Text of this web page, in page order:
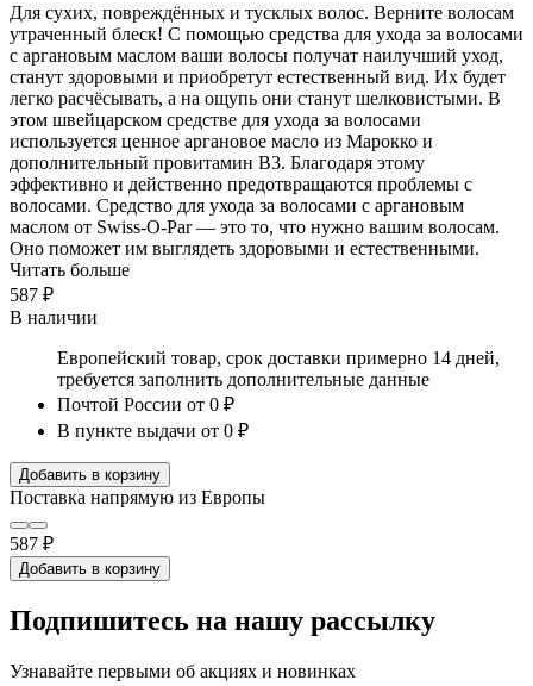
Для сухих, повреждённых и тусклых волос. Верните волосам
утраченный блеск! С помощью средства для ухода за волосами
с аргановым маслом ваши волосы получат наилучший уход,
станут здоровыми и приобретут естественный вид. Их будет
легко расчёсывать, а на ощупь они станут шелковистыми. В
этом швейцарском средстве для ухода за волосами
используется ценное аргановое масло из Марокко и
дополнительный провитамин B3. Благодаря этому
эффективно и действенно предотвращаются проблемы с
волосами. Средство для ухода за волосами с аргановым
маслом от Swiss-O-Par — это то, что нужно вашим волосам.
Оно поможет им выглядеть здоровыми и естественными.
Читать больше
587 ₽
В наличии
Европейский товар, срок доставки примерно 14 дней,
требуется заполнить дополнительные данные
Почтой России от 0 ₽
В пункте выдачи от 0 ₽
Добавить в корзину
Поставка напрямую из Европы
587 ₽
Добавить в корзину
Подпишитесь на нашу рассылку
Узнавайте первыми об акциях и новинках